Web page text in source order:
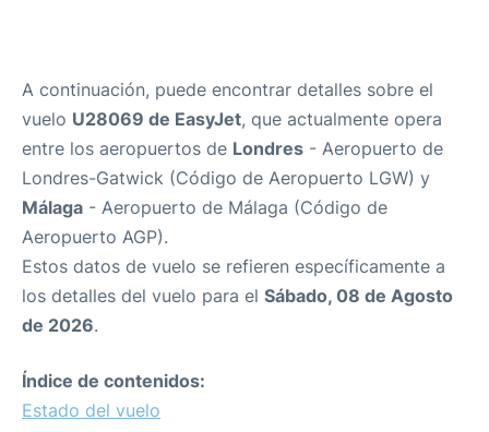
A continuación, puede encontrar detalles sobre el
vuelo U28069 de EasyJet, que actualmente opera
entre los aeropuertos de Londres - Aeropuerto de
Londres-Gatwick (Código de Aeropuerto LGW) y
Málaga - Aeropuerto de Málaga (Código de
Aeropuerto AGP).
Estos datos de vuelo se refieren específicamente a
los detalles del vuelo para el Sábado, 08 de Agosto
de 2026.
Índice de contenidos:
Estado del vuelo